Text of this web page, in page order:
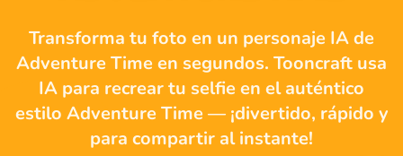
Transforma tu foto en un personaje IA de
Adventure Time en segundos. Tooncraft usa
IA para recrear tu selfie en el auténtico
estilo Adventure Time — ¡divertido, rápido y
para compartir al instante!